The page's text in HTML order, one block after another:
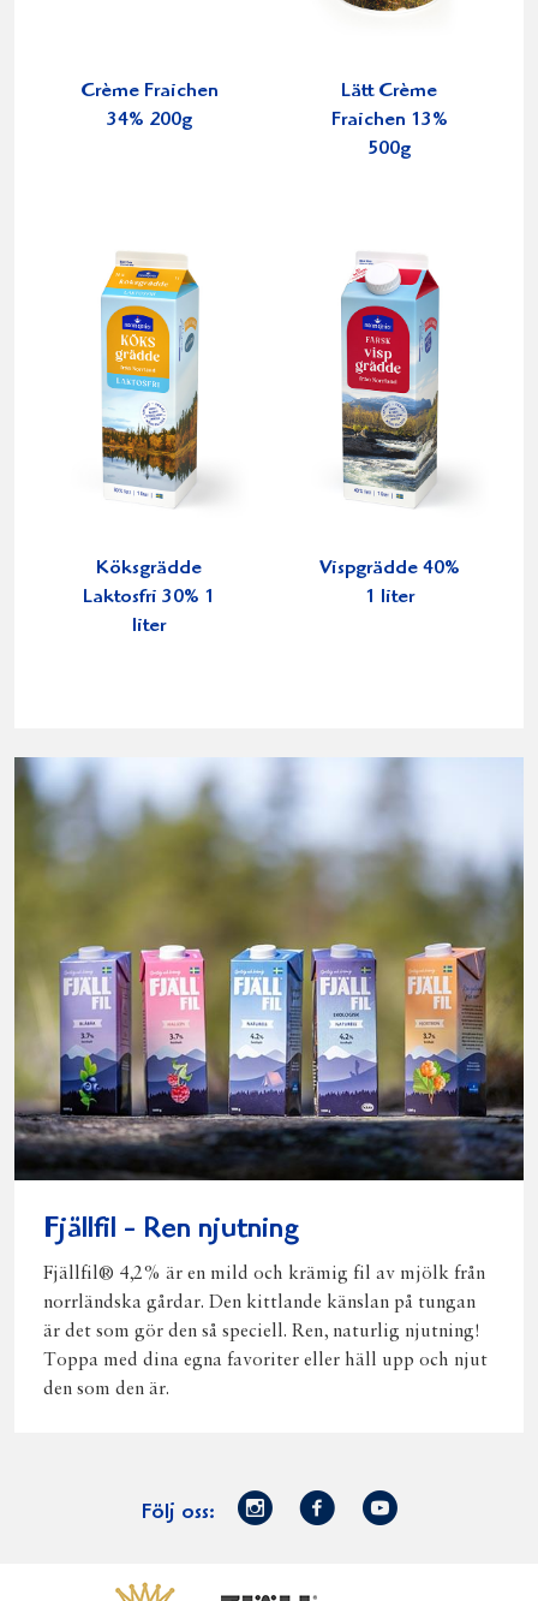
Crème Fraichen
34% 200g
Lätt Crème
Fraichen 13%
500g
Köksgrädde
Laktosfri 30% 1
liter
Vispgrädde 40%
1 liter
Fjällfil - Ren njutning
Fjällfil® 4,2% är en mild och krämig fil av mjölk från
norrländska gårdar. Den kittlande känslan på tungan
är det som gör den så speciell. Ren, naturlig njutning!
Toppa med dina egna favoriter eller häll upp och njut
den som den är.
Följ oss:
Norrmejerier
Facebook
Youtube
VästerbottensostFjällfil